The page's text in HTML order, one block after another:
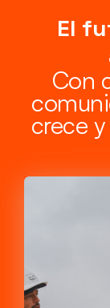
El
Con
crece y